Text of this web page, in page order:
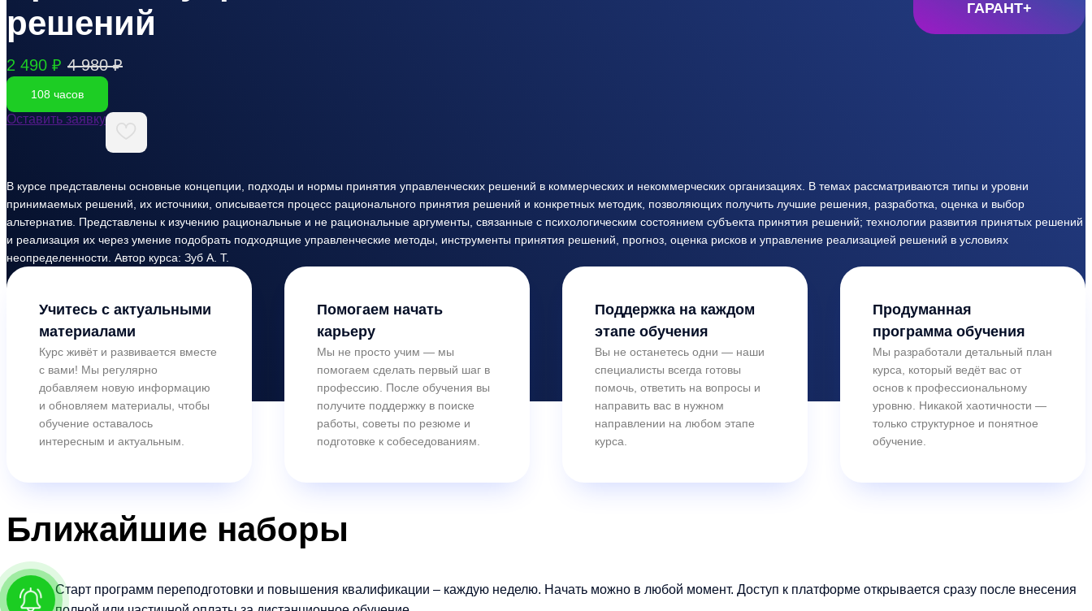
решений
2 490 ₽ 4 980 ₽
108 часов
Оставить заявку
ГАРАНТ+
В курсе представлены основные концепции, подходы и нормы принятия управленческих решений в коммерческих и некоммерческих организациях. В темах рассматриваются типы и уровни
принимаемых решений, их источники, описывается процесс рационального принятия решений и конкретных методик, позволяющих получить лучшие решения, разработка, оценка и выбор
альтернатив. Представлены к изучению рациональные и не рациональные аргументы, связанные с психологическим состоянием субъекта принятия решений; технологии развития принятых решений
и реализация их через умение подобрать подходящие управленческие методы, инструменты принятия решений, прогноз, оценка рисков и управление реализацией решений в условиях
неопределенности. Автор курса: Зуб А. Т.
Учитесь с актуальными
материалами
Курс живёт и развивается вместе
с вами! Мы регулярно
добавляем новую информацию
и обновляем материалы, чтобы
обучение оставалось
интересным и актуальным.
Помогаем начать
карьеру
Мы не просто учим — мы
помогаем сделать первый шаг в
профессию. После обучения вы
получите поддержку в поиске
работы, советы по резюме и
подготовке к собеседованиям.
Поддержка на каждом
этапе обучения
Вы не останетесь одни — наши
специалисты всегда готовы
помочь, ответить на вопросы и
направить вас в нужном
направлении на любом этапе
курса.
Продуманная
программа обучения
Мы разработали детальный план
курса, который ведёт вас от
основ к профессиональному
уровню. Никакой хаотичности —
только структурное и понятное
обучение.
Ближайшие наборы
Старт программ переподготовки и повышения квалификации – каждую неделю. Начать можно в любой момент. Доступ к платформе открывается сразу после внесения